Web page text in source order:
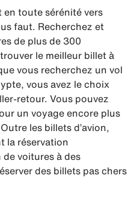
en toute sérénité vers
faut. Recherchez et
de plus de 300
le meilleur billet à
vous recherchez un vol
vous avez le choix
retour. Vous pouvez
un voyage encore plus
les billets d’avion,
la réservation
de voitures à des
des billets pas chers